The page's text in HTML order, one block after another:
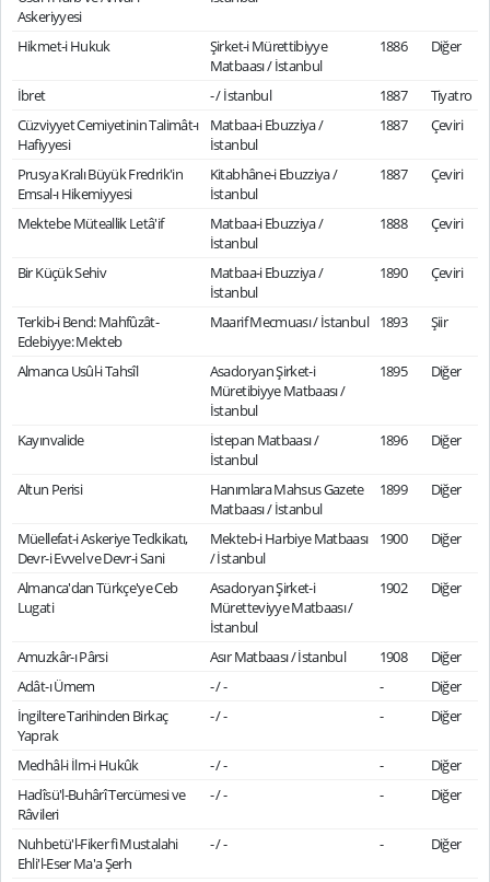
Askeriyyesi
Hikmet-i Hukuk
Şirket-i Mürettibiyye
Matbaası / İstanbul
1886 Diğer
İbret - / İstanbul 1887
Tiyatro
Cüzviyyet Cemiyetinin Talimât-ı
Hafiyyesi
Matbaa-i Ebuzziya /
İstanbul
1887 Çeviri
Prusya Kralı Büyük Fredrik'in
Emsal-ı Hikemiyyesi
Kitabhâne-i Ebuzziya /
İstanbul
1887 Çeviri
Mektebe Müteallik Letâ'if
Matbaa-i Ebuzziya /
İstanbul
1888 Çeviri
Bir Küçük Sehiv
Matbaa-i Ebuzziya /
İstanbul
1890 Çeviri
Terkib-i Bend: Mahfûzât-
Edebiyye: Mekteb
Maarif Mecmuası / İstanbul 1893 Şiir
Almanca Usûl-i Tahsîl
Asadoryan Şirket-i
Müretibiyye Matbaası /
İstanbul
1895 Diğer
Kayınvalide
İstepan Matbaası /
İstanbul
1896 Diğer
Altun Perisi
Hanımlara Mahsus Gazete
Matbaası / İstanbul
1899 Diğer
Müellefat-i Askeriye Tedkikatı,
Devr-i Evvel ve Devr-i Sani
Mekteb-i Harbiye Matbaası
/ İstanbul
1900 Diğer
Almanca'dan Türkçe'ye Ceb
Lugati
Asadoryan Şirket-i
Müretteviyye Matbaası /
İstanbul
1902 Diğer
Amuzkâr-ı Pârsi Asır Matbaası / İstanbul 1908
Diğer
Adât-ı Ümem
- / - -
Diğer
İngiltere Tarihinden Birkaç
Yaprak
- / - - Diğer
Medhâl-i İlm-i Hukûk - / - -
Diğer
Hadîsü'l-Buhârî Tercümesi ve
Râvileri
- / - - Diğer
Nuhbetü'l-Fiker fi Mustalahi
Ehli'l-Eser Ma'a Şerh
- / - - Diğer